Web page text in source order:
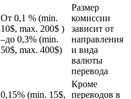
От 0,1 % (min.
10$, max. 200$ )
–до 0,3% (min.
50$, max. 400$)
Размер
комиссии
зависит от
направления
и вида
валюты
перевода
0,15% (min. 15$,
Кроме
переводов в